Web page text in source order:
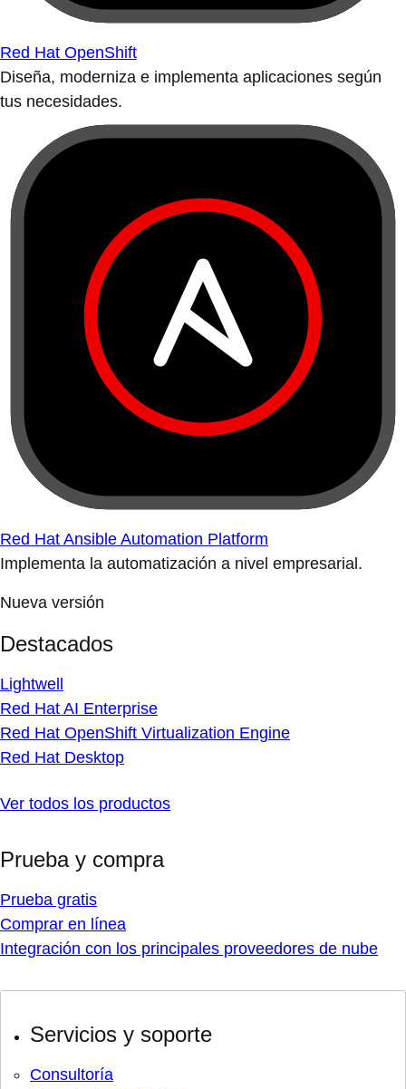
Red Hat OpenShift
Diseña, moderniza e implementa aplicaciones según
tus necesidades.
Red Hat Ansible Automation Platform
Implementa la automatización a nivel empresarial.
Nueva versión
Destacados
Lightwell
Red Hat AI Enterprise
Red Hat OpenShift Virtualization Engine
Red Hat Desktop
Ver todos los productos
Prueba y compra
Prueba gratis
Comprar en línea
Integración con los principales proveedores de nube
Servicios y soporte
Consultoría